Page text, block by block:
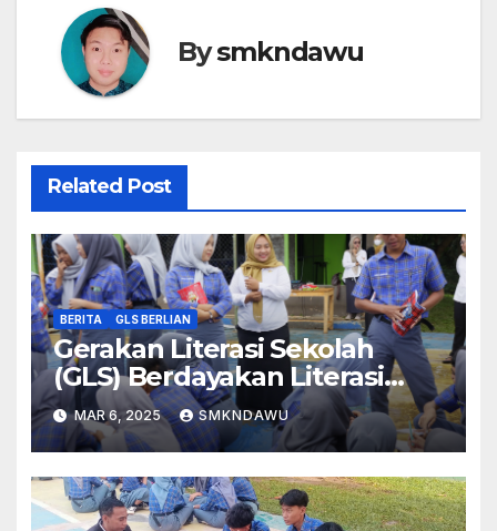
Bysmkndawu
Related Post
BERITA GLS BERLIAN
Gerakan Literasi Sekolah
(GLS) Berdayakan Literasi
Dawuan (BERLIAN)
MAR 6, 2025 SMKNDAWU